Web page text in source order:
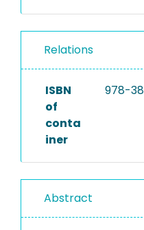
Relations
ISBN
of
conta
iner
978-
Abstract